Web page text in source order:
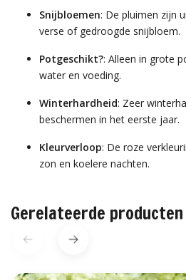
Snijbloemen: De pluimen zijn
verse of gedroogde snijbloem.
Potgeschikt?: Alleen in grote
water en voeding.
Winterhardheid: Zeer
beschermen in het eerste jaar.
Kleurverloop: De roze
zon en koelere nachten.
Gerelateerde producten